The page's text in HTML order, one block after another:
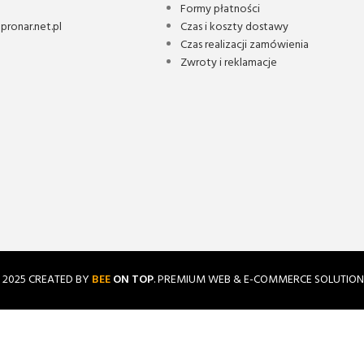
Formy płatności
Czas i koszty dostawy
Czas realizacji zamówienia
Zwroty i reklamacje
2025 CREATED BY BEEON TOP. PREMIUM WEB & E-COMMERCE